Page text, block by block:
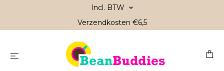
Incl. BTW
Verzendkosten €6,5